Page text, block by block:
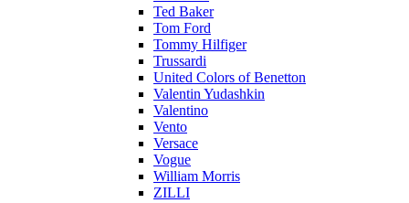
Ted Baker
Tom Ford
Tommy Hilfiger
Trussardi
United Colors of Benetton
Valentin Yudashkin
Valentino
Vento
Versace
Vogue
William Morris
ZILLI